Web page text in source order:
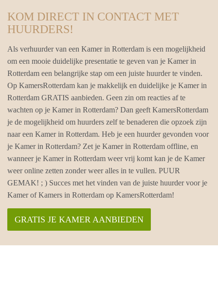
KOM DIRECT IN CONTACT MET
HUURDERS!
Als verhuurder van een Kamer in Rotterdam is een mogelijkheid
om een mooie duidelijke presentatie te geven van je Kamer in
Rotterdam een belangrijke stap om een juiste huurder te vinden.
Op KamersRotterdam kan je makkelijk en duidelijke je Kamer in
Rotterdam GRATIS aanbieden. Geen zin om reacties af te
wachten op je Kamer in Rotterdam? Dan geeft KamersRotterdam
je de mogelijkheid om huurders zelf te benaderen die opzoek zijn
naar een Kamer in Rotterdam. Heb je een huurder gevonden voor
je Kamer in Rotterdam? Zet je Kamer in Rotterdam offline, en
wanneer je Kamer in Rotterdam weer vrij komt kan je de Kamer
weer online zetten zonder weer alles in te vullen. PUUR
GEMAK! ; ) Succes met het vinden van de juiste huurder voor je
Kamer of Kamers in Rotterdam op KamersRotterdam!
GRATIS JE KAMER AANBIEDEN